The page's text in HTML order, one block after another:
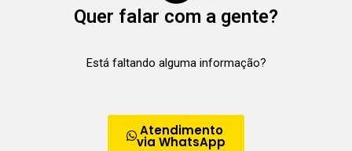
Quer falar com a gente?
Está faltando alguma informação?
Atendimento
via WhatsApp